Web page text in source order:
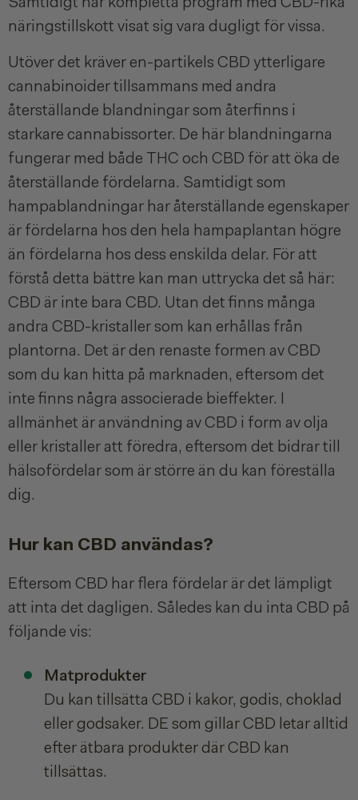
näringstillskott visat sig vara dugligt för vissa.
Utöver det kräver en-partikels CBD ytterligare
cannabinoider tillsammans med andra
återställande blandningar som återfinns i
starkare cannabissorter. De här blandningarna
fungerar med både THC och CBD för att öka de
återställande fördelarna. Samtidigt som
hampablandningar har återställande egenskaper
är fördelarna hos den hela hampaplantan högre
än fördelarna hos dess enskilda delar. För att
förstå detta bättre kan man uttrycka det så här:
CBD är inte bara CBD. Utan det finns många
andra CBD-kristaller som kan erhållas från
plantorna. Det är den renaste formen av CBD
som du kan hitta på marknaden, eftersom det
inte finns några associerade bieffekter. I
allmänhet är användning av CBD i form av olja
eller kristaller att föredra, eftersom det bidrar till
hälsofördelar som är större än du kan föreställa
dig.
Hur kan CBD användas?
Eftersom CBD har flera fördelar är det lämpligt
att inta det dagligen. Således kan du inta CBD på
följande vis:
Matprodukter
Du kan tillsätta CBD i kakor, godis, choklad
eller godsaker. DE som gillar CBD letar alltid
efter ätbara produkter där CBD kan
tillsättas.